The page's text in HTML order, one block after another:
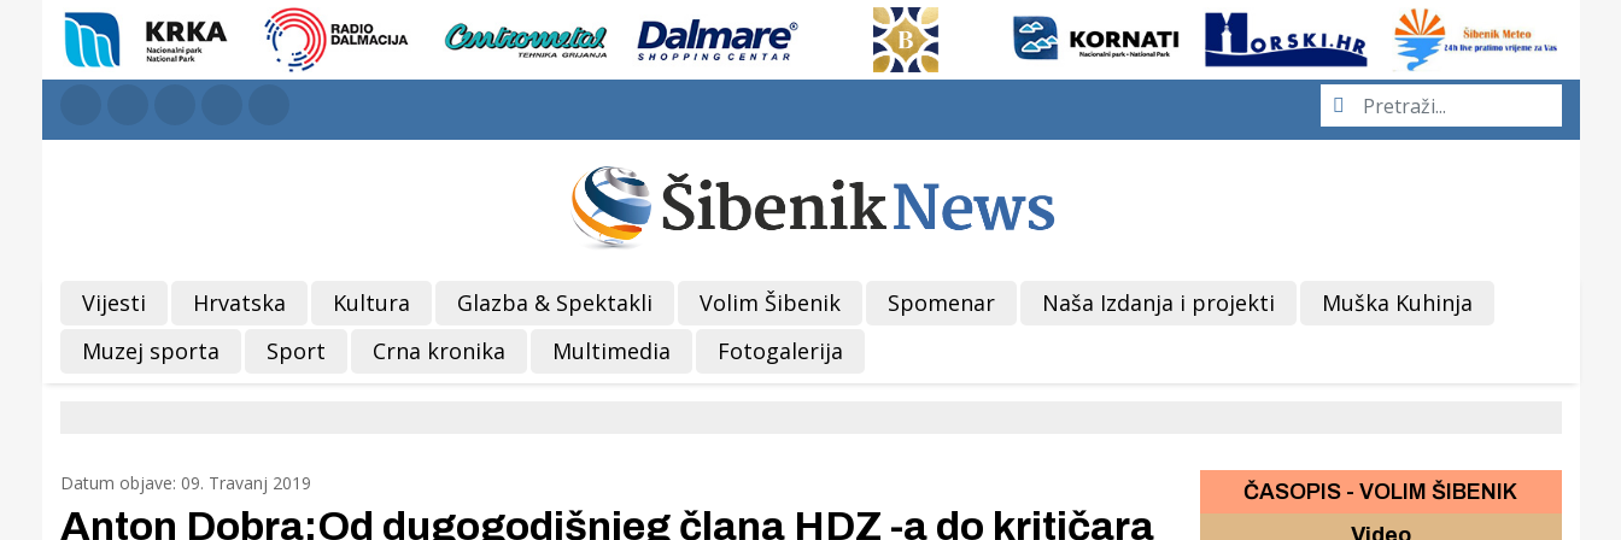
Vijesti Hrvatska Kultura Glazba & Spektakli Volim Šibenik Spomenar Naša Izdanja i projekti
Muška Kuhinja
Muzej sporta
Sport Crna kronika Multimedia Fotogalerija
Datum objave: 09. Travanj 2019
Anton Dobra:Od dugogodišnjeg člana HDZ -a do kritičara
ČASOPIS - VOLIM ŠIBENIK
Video